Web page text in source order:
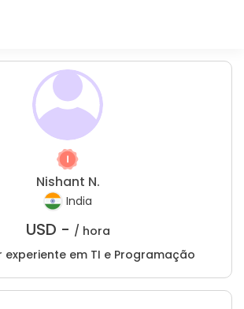
Nishant N.
India
USD - / hora
experiente em TI e Programação